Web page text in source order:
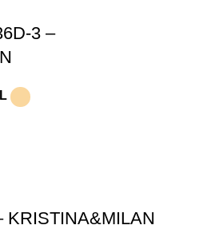
3 –
KRISTINA&MILAN